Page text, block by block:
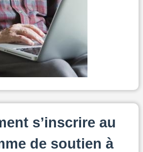
s’inscrire au
de soutien à